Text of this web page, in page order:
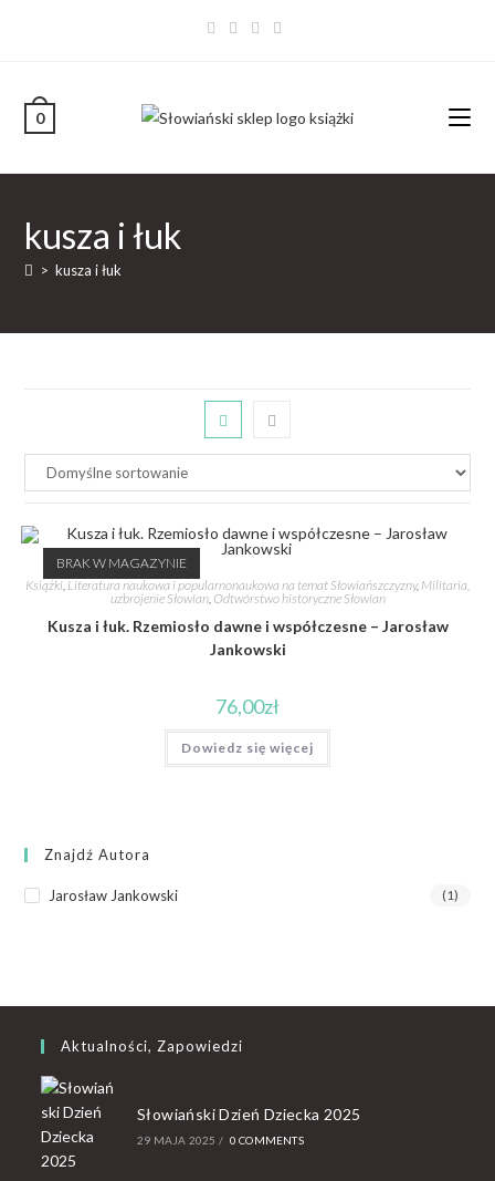
0
kusza i łuk
> kusza i łuk
BRAK W MAGAZYNIE
Książki, Literatura naukowa i popularnonaukowa na temat Słowiańszczyzny, Militaria,
uzbrojenie Słowian, Odtwórstwo historyczne Słowian
Kusza i łuk. Rzemiosło dawne i współczesne – Jarosław
Jankowski
76,00zł
Dowiedz się więcej
Znajdź Autora
Jarosław Jankowski (1)
Aktualności, Zapowiedzi
Słowiański Dzień Dziecka 2025
29 MAJA 2025 / 0 COMMENTS